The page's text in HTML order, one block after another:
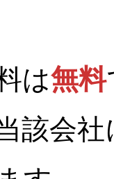
は無料
該会社